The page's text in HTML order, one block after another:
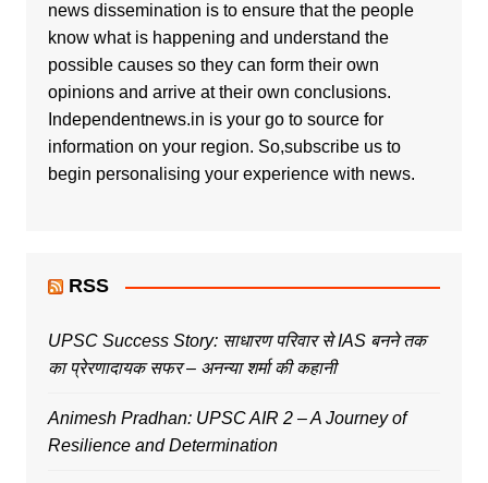
news dissemination is to ensure that the people
know what is happening and understand the
possible causes so they can form their own
opinions and arrive at their own conclusions.
Independentnews.in is your go to source for
information on your region. So,subscribe us to
begin personalising your experience with news.
RSS
UPSC Success Story: साधारण परिवार से IAS बनने तक
का प्रेरणादायक सफर – अनन्या शर्मा की कहानी
Animesh Pradhan: UPSC AIR 2 – A Journey of
Resilience and Determination